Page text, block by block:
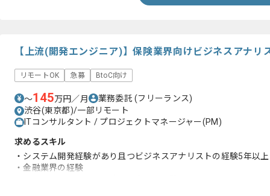
【上流(開発エンジニア)】保険業界向けビジネスアナリ
リモートOK 急募 BtoC向け
〜145万円／月 業務委託(フリーランス)
渋谷(東京都)/一部リモート
ITコンサルタント / プロジェクトマネージャー(PM)
求めるスキル
・システム開発経験があり且つビジネスアナリストの経験5年以上
・金融業界の経験